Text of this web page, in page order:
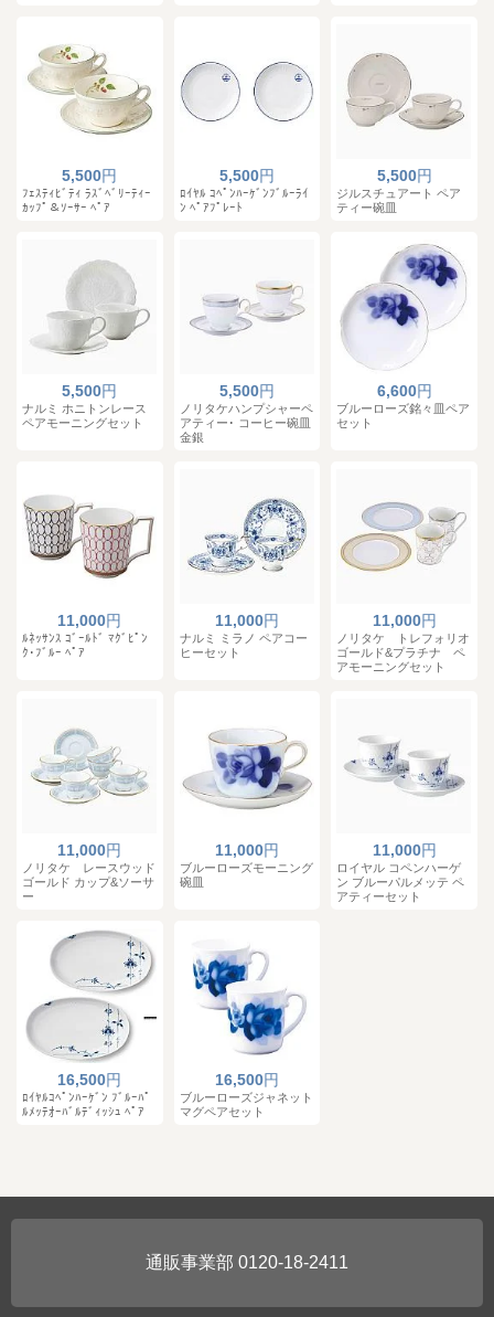
5,500円
ﾌｪｽﾃｨﾋﾞﾃｨ ﾗｽﾞﾍﾞﾘｰﾃｨｰ
ｶｯﾌﾟ＆ｿｰｻｰ ﾍﾟｱ
5,500円
ﾛｲﾔﾙ ｺﾍﾟﾝﾊｰｹﾞﾝﾌﾞﾙｰﾗｲ
ﾝ ﾍﾟｱﾌﾟﾚｰﾄ
5,500円
ジルスチュアート ペア
ティー碗皿
5,500円
ナルミ ホニトンレース
ペアモーニングセット
5,500円
ノリタケハンプシャーペ
アティー･ コーヒー碗皿
金銀
6,600円
ブルーローズ銘々皿ペア
セット
11,000円
ﾙﾈｯｻﾝｽ ｺﾞｰﾙﾄﾞ ﾏｸﾞﾋﾟﾝ
ｸ･ﾌﾞﾙｰ ﾍﾟｱ
11,000円
ナルミ ミラノ ペアコー
ヒーセット
11,000円
ノリタケ トレフォリオ
ゴールド&プラチナ ペ
アモーニングセット
11,000円
ノリタケ レースウッド
ゴールド カップ&ソーサ
ー
11,000円
ブルーローズモーニング
碗皿
11,000円
ロイヤル コペンハーゲ
ン ブルーパルメッテ ペ
アティーセット
16,500円
ﾛｲﾔﾙｺﾍﾟﾝﾊｰｹﾞﾝ ﾌﾞﾙｰﾊﾟ
ﾙﾒｯﾃｵｰﾊﾞﾙﾃﾞｨｯｼｭ ﾍﾟｱ
16,500円
ブルーローズジャネット
マグペアセット
0120-18-2411